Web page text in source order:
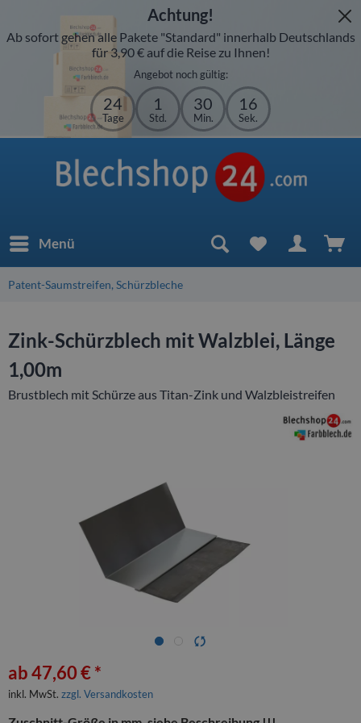
Achtung!
Ab sofort gehen alle Pakete "Standard" innerhalb Deutschlands
für 3,90 € auf die Reise zu Ihnen!
Angebot noch gültig:
24
Tage
1
Std.
30
Min.
16
Sek.
Menü
Patent-Saumstreifen, Schürzbleche
Zink-Schürzblech mit Walzblei, Länge
1,00m
Brustblech mit Schürze aus Titan-Zink und Walzbleistreifen
ab 47,60 € *
inkl. MwSt. zzgl. Versandkosten